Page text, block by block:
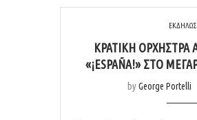
ΚΡΑΤΙΚΉ
«¡ESPAÑA!» ΣΤΟ
byGeorge Portelli